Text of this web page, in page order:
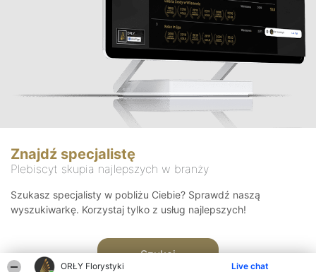
ORŁY Florystyki Live chat
Znajdź specjalistę
Plebiscyt skupia najlepszych w branży
Szukasz specjalisty w pobliżu Ciebie? Sprawdź naszą
wyszukiwarkę. Korzystaj tylko z usług najlepszych!
Szukaj